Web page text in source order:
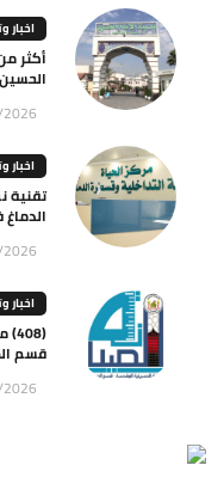
اخبار
اخبار
تقنية
اخبار
قسم